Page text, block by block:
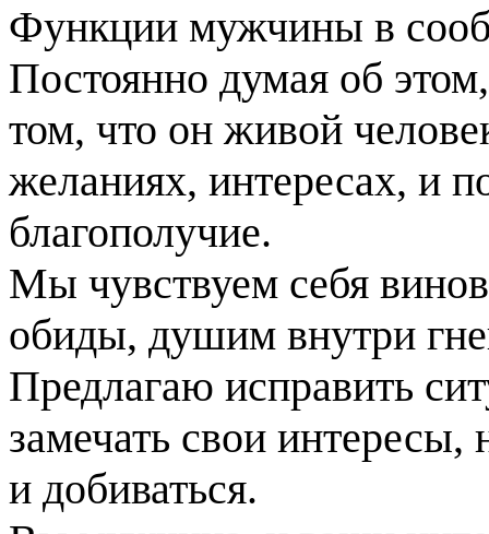
Функции мужчины в
Постоянно думая об
том, что он живой
желаниях, интересах, и
благополучие.
Мы чувствуем себя
обиды, душим внутри
Предлагаю исправить
замечать свои интересы,
и добиваться.